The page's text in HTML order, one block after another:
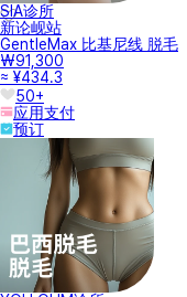
SIA诊所
新论岘站
GentleMax 比基尼线 脱毛
₩91,300
≈ ¥434.3
50+
应用支付
预订